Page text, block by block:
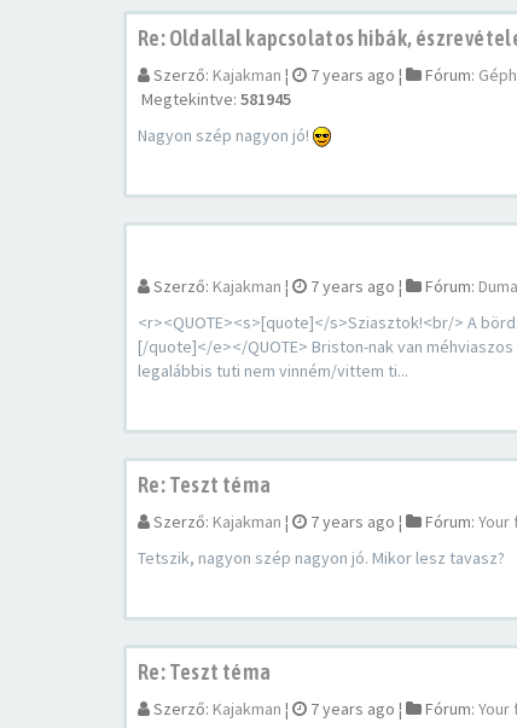
Re: Oldallal kapcsolatos hibák,
Szerző: Kajakman ¦ 7 years ago ¦ Fórum:
Megtekintve: 581945
Nagyon szép nagyon jó!
Szerző: Kajakman ¦ 7 years ago ¦ Fórum:
<r><QUOTE><s>[quote]</s>Sziasztok!<br/> A
[/quote]</e></QUOTE> Briston-nak van
legalábbis tuti nem vinném/vittem ti...
Re: Teszt téma
Szerző: Kajakman ¦ 7 years ago ¦ Fórum: Your
Tetszik, nagyon szép nagyon jó. Mikor lesz tavasz?
Re: Teszt téma
Szerző: Kajakman ¦ 7 years ago ¦ Fórum: Your